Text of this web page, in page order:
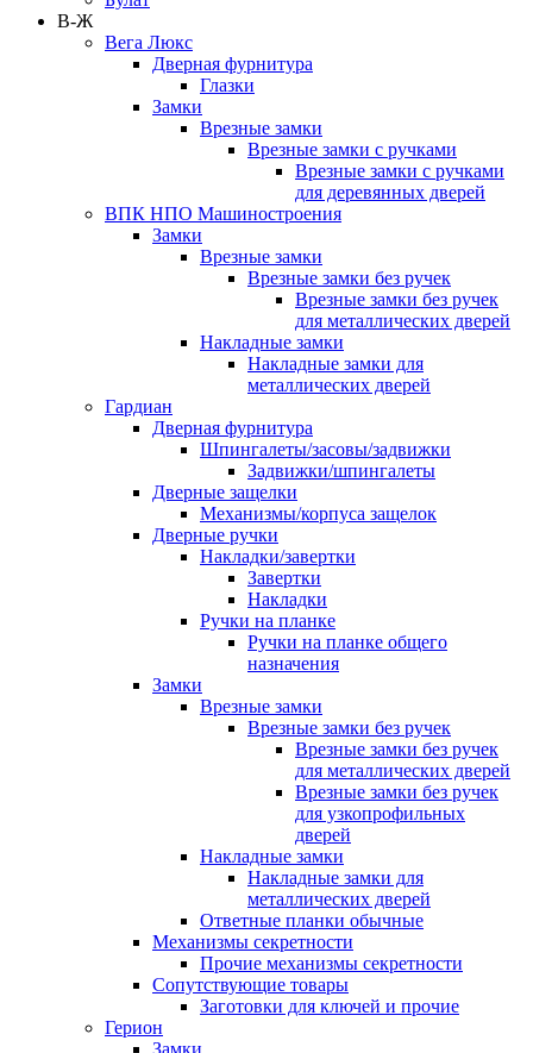
В-Ж
Вега Люкс
Дверная фурнитура
Глазки
Замки
Врезные замки
Врезные замки с ручками
Врезные замки с ручками
для деревянных дверей
ВПК НПО Машиностроения
Замки
Врезные замки
Врезные замки без ручек
Врезные замки без ручек
для металлических дверей
Накладные замки
Накладные замки для
металлических дверей
Гардиан
Дверная фурнитура
Шпингалеты/засовы/задвижки
Задвижки/шпингалеты
Дверные защелки
Механизмы/корпуса защелок
Дверные ручки
Накладки/завертки
Завертки
Накладки
Ручки на планке
Ручки на планке общего
назначения
Замки
Врезные замки
Врезные замки без ручек
Врезные замки без ручек
для металлических дверей
Врезные замки без ручек
для узкопрофильных
дверей
Накладные замки
Накладные замки для
металлических дверей
Ответные планки обычные
Механизмы секретности
Прочие механизмы секретности
Сопутствующие товары
Заготовки для ключей и прочие
Герион